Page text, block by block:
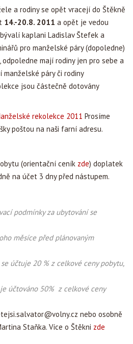
a rodiny se opět vracejí do Štěkně
14.-20.8. 2011 a opět je vedou
kaplani Ladislav Štefek a
pro manželské páry (dopoledne)
mají rodiny jen pro sebe a
manželské páry či rodiny
jsou částečně dotovány
rekolekce 2011 Prosíme
poštou na naši farní adresu.
(orientační ceník zde) doplatek
na účet 3 dny před nástupem.
podmínky za ubytování se
měsíce před plánovaným
účtuje 20 % z celkové ceny pobytu,
účtováno 50% z celkové ceny
nebo osobně
Staňka. Více o Štěkni zde